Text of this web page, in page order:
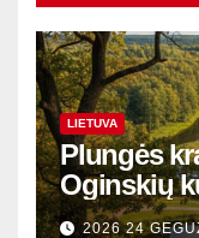
LIETUVA
Plungės
Oginskių
Žemaitijos
2026 24